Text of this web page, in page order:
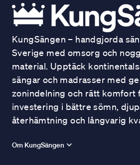
KungSängen – handgjorda
Sverige med omsorg och
material. Upptäck
sängar och madrasser med
zonindelning och rätt komfort
investering i bättre sömn,
återhämtning och långvarig
Om KungSängen